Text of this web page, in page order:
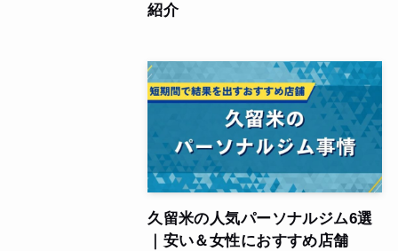
紹介
久留米の人気パーソナルジム6選
｜安い＆女性におすすめ店舗